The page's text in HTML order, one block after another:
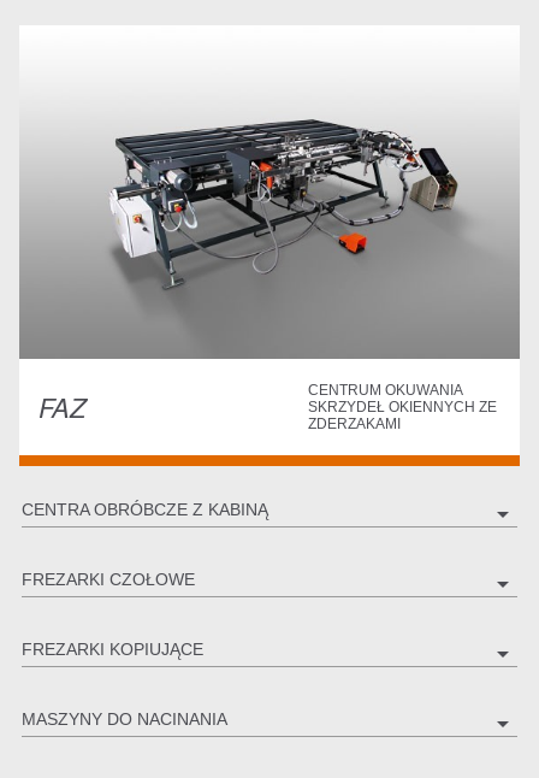
FAZ
CENTRUM OKUWANIA
SKRZYDEŁ OKIENNYCH ZE
ZDERZAKAMI
CENTRA OBRÓBCZE Z KABINĄ arrow_drop_down
FREZARKI CZOŁOWE arrow_drop_down
FREZARKI KOPIUJĄCE arrow_drop_down
MASZYNY DO NACINANIA arrow_drop_down